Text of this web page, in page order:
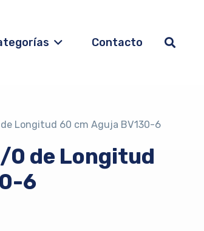
Contacto
Longitud 60 cm Aguja BV130-6
0 de Longitud
6